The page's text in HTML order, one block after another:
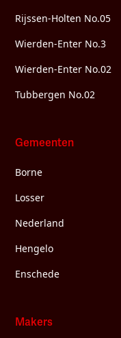
Rijssen-Holten No.05
Wierden-Enter No.3
Wierden-Enter No.02
Tubbergen No.02
Gemeenten
Borne
Losser
Nederland
Hengelo
Enschede
Makers